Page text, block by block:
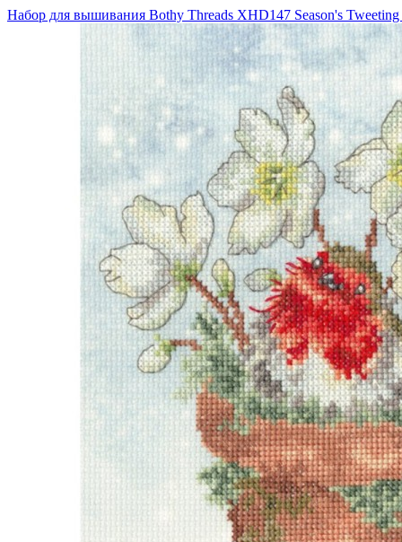
Набор для вышивания Bothy Threads XHD147 Season's Tweeting